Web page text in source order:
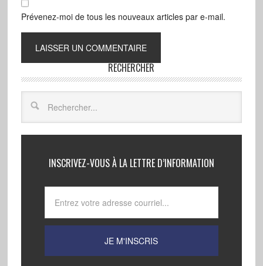
Prévenez-moi de tous les nouveaux articles par e-mail.
RECHERCHER
INSCRIVEZ-VOUS À LA LETTRE D’INFORMATION